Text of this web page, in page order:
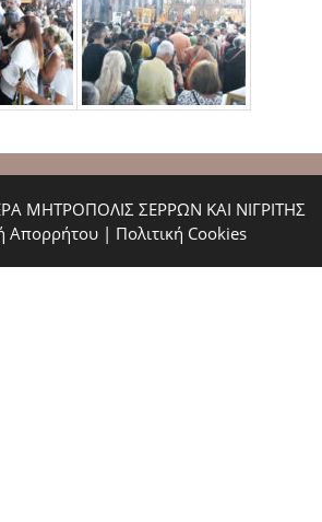
ΜΗΤΡΟΠΟΛΙΣ ΣΕΡΡΩΝ ΚΑΙ ΝΙΓΡΙΤΗΣ
Απορρήτου | Πολιτική Cookies